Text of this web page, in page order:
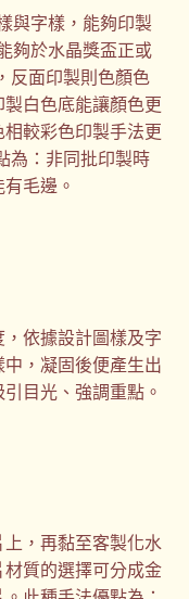
與字樣，能夠印製
夠於水晶獎盃正或
反面印製則色顏色
白色底能讓顏色更
較彩色印製手法更
為：非同批印製時
毛邊。
依據設計圖樣及字
，凝固後便產生出
目光、強調重點。
，再黏至客製化水
質的選擇可分成金